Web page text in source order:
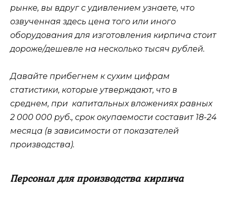
рынке, вы вдруг с удивлением узнаете, что
озвученная здесь цена того или иного
оборудования для изготовления кирпича стоит
дороже/дешевле на несколько тысяч рублей.
Давайте прибегнем к сухим цифрам
статистики, которые утверждают, что в
среднем, при капитальных вложениях равных
2 000 000 руб., срок окупаемости составит 18-24
месяца (в зависимости от показателей
производства).
Персонал для производства кирпича